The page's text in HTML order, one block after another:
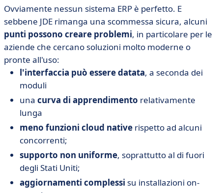
Ovviamente nessun sistema ERP è perfetto. E
sebbene JDE rimanga una scommessa sicura, alcuni
punti possono creare problemi, in particolare per le
aziende che cercano soluzioni molto moderne o
pronte all'uso:
l'interfaccia può essere datata, a seconda dei
moduli
una curva di apprendimento relativamente
lunga
meno funzioni cloud native rispetto ad alcuni
concorrenti;
supporto non uniforme, soprattutto al di fuori
degli Stati Uniti;
aggiornamenti complessi su installazioni on-